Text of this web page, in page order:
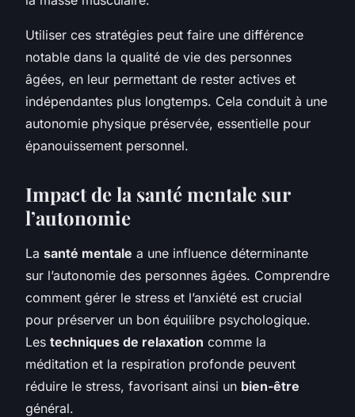
Utiliser ces stratégies peut faire une différence
notable dans la qualité de vie des personnes
âgées, en leur permettant de rester actives et
indépendantes plus longtemps. Cela conduit à une
autonomie physique préservée, essentielle pour
épanouissement personnel.
Impact de la santé mentale sur
l’autonomie
La santé mentale a une influence déterminante
sur l’autonomie des personnes âgées. Comprendre
comment gérer le stress et l’anxiété est crucial
pour préserver un bon équilibre psychologique.
Les techniques de relaxation comme la
méditation et la respiration profonde peuvent
réduire le stress, favorisant ainsi un bien-être
général.